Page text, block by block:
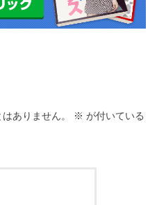
ありません。 ※ が付いている